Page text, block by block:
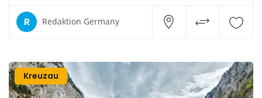
R Redaktion Germany
Kreuzau